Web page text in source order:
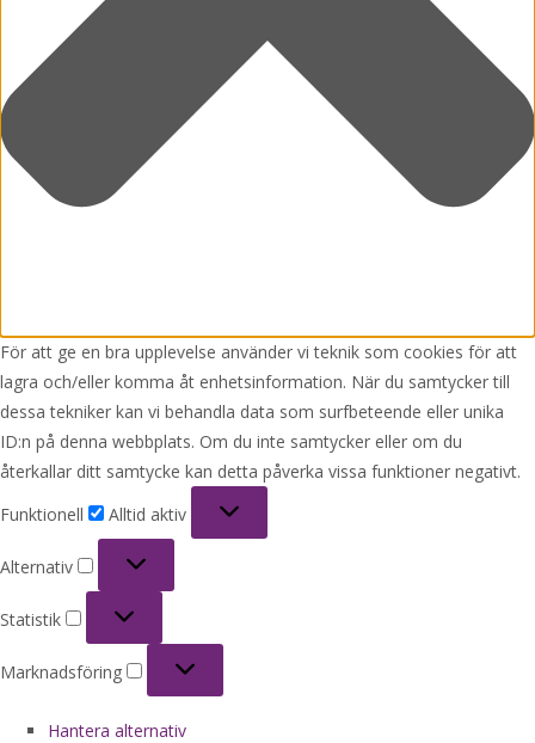
För att ge en bra upplevelse använder vi teknik som cookies för att
lagra och/eller komma åt enhetsinformation. När du samtycker till
dessa tekniker kan vi behandla data som surfbeteende eller unika
ID:n på denna webbplats. Om du inte samtycker eller om du
återkallar ditt samtycke kan detta påverka vissa funktioner negativt.
Funktionell
Alltid aktiv
Alternativ
Statistik
Marknadsföring
Hantera alternativ